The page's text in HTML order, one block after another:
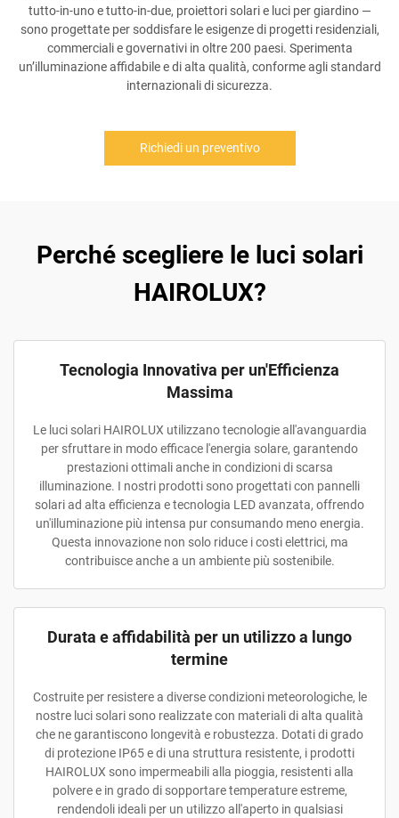
tutto-in-uno e tutto-in-due, proiettori solari e luci per giardino —
sono progettate per soddisfare le esigenze di progetti residenziali,
commerciali e governativi in oltre 200 paesi. Sperimenta
un’illuminazione affidabile e di alta qualità, conforme agli standard
internazionali di sicurezza.
Richiedi un preventivo
Perché scegliere le luci solari
HAIROLUX?
Tecnologia Innovativa per un'Efficienza
Massima
Le luci solari HAIROLUX utilizzano tecnologie all'avanguardia
per sfruttare in modo efficace l'energia solare, garantendo
prestazioni ottimali anche in condizioni di scarsa
illuminazione. I nostri prodotti sono progettati con pannelli
solari ad alta efficienza e tecnologia LED avanzata, offrendo
un'illuminazione più intensa pur consumando meno energia.
Questa innovazione non solo riduce i costi elettrici, ma
contribuisce anche a un ambiente più sostenibile.
Durata e affidabilità per un utilizzo a lungo
termine
Costruite per resistere a diverse condizioni meteorologiche, le
nostre luci solari sono realizzate con materiali di alta qualità
che ne garantiscono longevità e robustezza. Dotati di grado
di protezione IP65 e di una struttura resistente, i prodotti
HAIROLUX sono impermeabili alla pioggia, resistenti alla
polvere e in grado di sopportare temperature estreme,
rendendoli ideali per un utilizzo all'aperto in qualsiasi